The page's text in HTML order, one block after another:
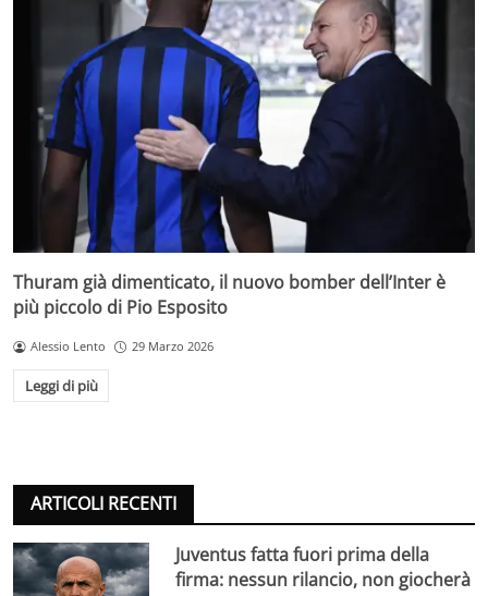
Thuram già dimenticato, il nuovo bomber dell’Inter è
più piccolo di Pio Esposito
Alessio Lento 29 Marzo 2026
Leggi di più
ARTICOLI RECENTI
Juventus fatta fuori prima della
firma: nessun rilancio, non giocherà